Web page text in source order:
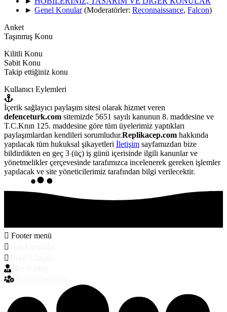
► Genel Konular (Moderatörler: Reconnaissance, Falcon)
Anket
Taşınmış Konu
Kilitli Konu
Sabit Konu
Takip ettiğiniz konu
Kullanıcı Eylemleri
İçerik sağlayıcı paylaşım sitesi olarak hizmet veren
defenceturk.com sitemizde 5651 sayılı kanunun 8. maddesine ve
T.C.Knın 125. maddesine göre tüm üyelerimiz yaptıkları
paylaşımlardan kendileri sorumludur.Replikacep.com hakkında
yapılacak tüm hukuksal şikayetleri İletişim sayfamızdan bize
bildirdikten en geç 3 (üç) iş günü içerisinde ilgili kanunlar ve
yönetmelikler çerçevesinde tarafımızca incelenerek gereken işlemler
yapılacak ve site yöneticilerimiz tarafından bilgi verilecektir.
Footer menü